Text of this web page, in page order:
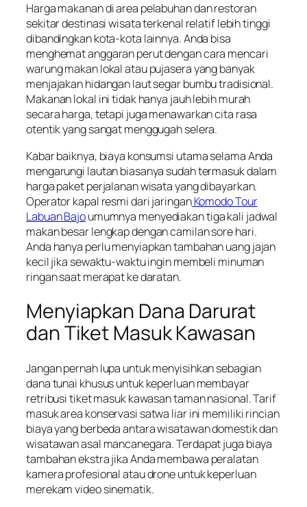
Harga makanan di area pelabuhan dan restoran
sekitar destinasi wisata terkenal relatif lebih tinggi
dibandingkan kota-kota lainnya. Anda bisa
menghemat anggaran perut dengan cara mencari
warung makan lokal atau pujasera yang banyak
menjajakan hidangan laut segar bumbu tradisional.
Makanan lokal ini tidak hanya jauh lebih murah
secara harga, tetapi juga menawarkan cita rasa
otentik yang sangat menggugah selera.
Kabar baiknya, biaya konsumsi utama selama Anda
mengarungi lautan biasanya sudah termasuk dalam
harga paket perjalanan wisata yang dibayarkan.
Operator kapal resmi dari jaringanKomodo Tour
Labuan Bajoumumnya menyediakan tiga kali jadwal
makan besar lengkap dengan camilan sore hari.
Anda hanya perlu menyiapkan tambahan uang jajan
kecil jika sewaktu-waktu ingin membeli minuman
ringan saat merapat ke daratan.
Menyiapkan Dana Darurat
dan Tiket Masuk Kawasan
Jangan pernah lupa untuk menyisihkan sebagian
dana tunai khusus untuk keperluan membayar
retribusi tiket masuk kawasan taman nasional. Tarif
masuk area konservasi satwa liar ini memiliki rincian
biaya yang berbeda antara wisatawan domestik dan
wisatawan asal mancanegara. Terdapat juga biaya
tambahan ekstra jika Anda membawa peralatan
kamera profesional atau drone untuk keperluan
merekam video sinematik.